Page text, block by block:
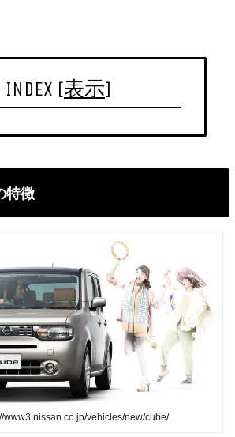
INDEX [表示]
特徴
www3.nissan.co.jp/vehicles/new/cube/